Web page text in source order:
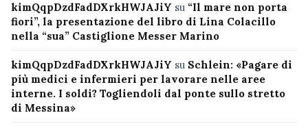
kimQqpDzdFadDXrkHWJAJiY su “Il mare non porta
fiori”, la presentazione del libro di Lina Colacillo
nella “sua” Castiglione Messer Marino
kimQqpDzdFadDXrkHWJAJiY su Schlein: «Pagare di
più medici e infermieri per lavorare nelle aree
interne. I soldi? Togliendoli dal ponte sullo stretto
di Messina»